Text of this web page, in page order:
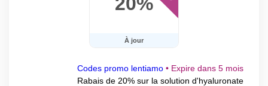
À jour
Codes promo lentiamo • Expire dans 5 mois
Rabais de 20% sur la solution d'hyaluronate